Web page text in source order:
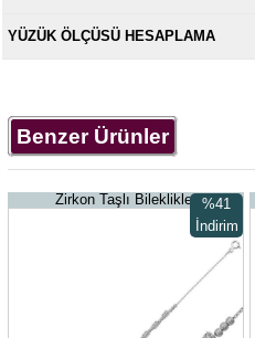
YÜZÜK ÖLÇÜSÜ HESAPLAMA
Benzer Ürünler
Zirkon Taşlı Bileklikler %41
İndirim
%41İndirim